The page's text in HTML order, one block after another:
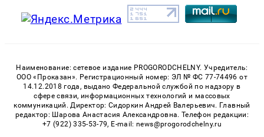
Наименование: сетевое издание PROGORODCHELNY. Учредитель:
ООО «Проказан». Регистрационный номер: ЭЛ № ФС 77-74496 от
14.12.2018 года, выдано Федеральной службой по надзору в
сфере связи, информационных технологий и массовых
коммуникаций. Директор: Сидоркин Андрей Валерьевич. Главный
редактор: Шарова Анастасия Александровна. Телефон редакции:
+7 (922) 335-53-79, E-mail: news@progorodchelny.ru